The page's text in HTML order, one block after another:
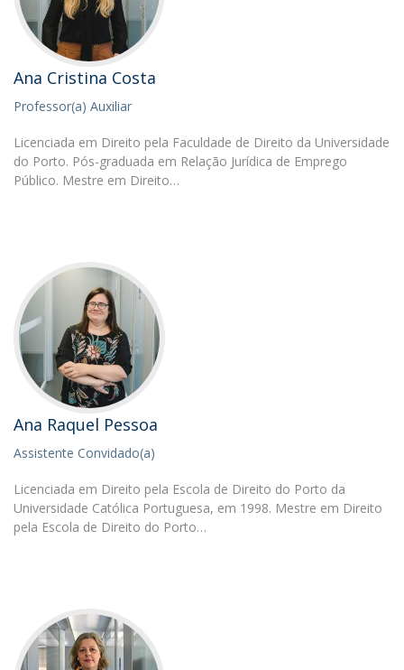
Ana Cristina Costa
Professor(a) Auxiliar
Licenciada em Direito pela Faculdade de Direito da Universidade
do Porto. Pós-graduada em Relação Jurídica de Emprego
Público. Mestre em Direito…
Ana Raquel Pessoa
Assistente Convidado(a)
Licenciada em Direito pela Escola de Direito do Porto da
Universidade Católica Portuguesa, em 1998. Mestre em Direito
pela Escola de Direito do Porto…